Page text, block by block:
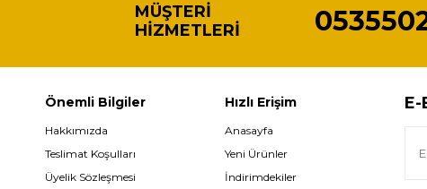
MÜŞTERI
HIZMETLERI
Önemli Bilgiler
Hakkımızda
Teslimat Koşulları
Üyelik Sözleşmesi
Hızlı Erişim
Anasayfa
Yeni Ürünler
İndirimdekiler
E-